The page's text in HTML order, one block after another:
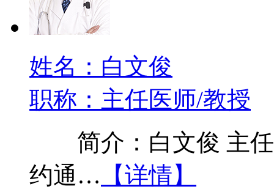
姓名：白文俊
职称：主任医师/教授
简介：白文俊 主任
约通… 【详情】